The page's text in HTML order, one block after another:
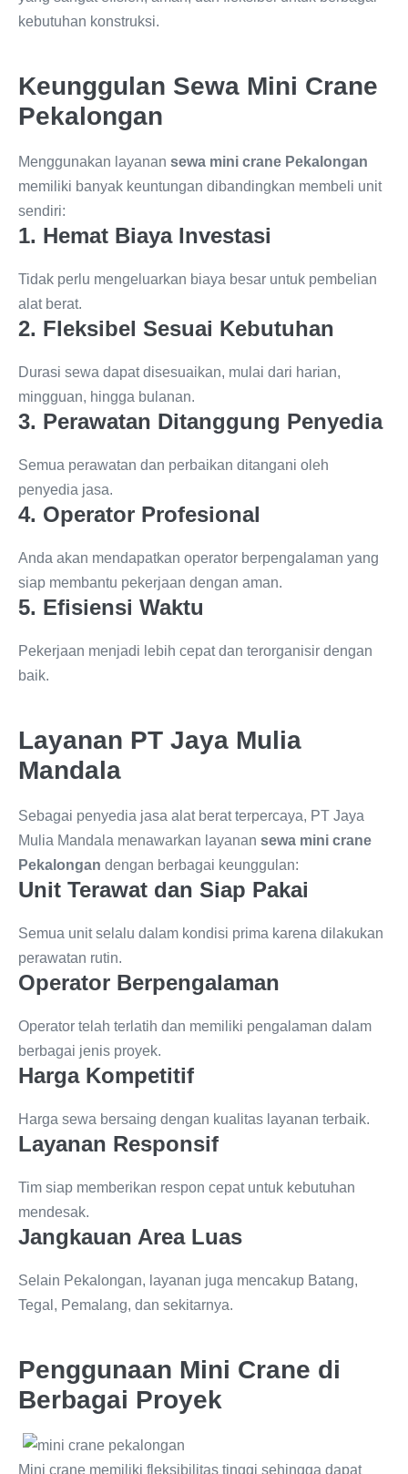
kebutuhan konstruksi.
Keunggulan Sewa Mini Crane
Pekalongan
Menggunakan layanan sewa mini crane Pekalongan
memiliki banyak keuntungan dibandingkan membeli unit
sendiri:
1. Hemat Biaya Investasi
Tidak perlu mengeluarkan biaya besar untuk pembelian
alat berat.
2. Fleksibel Sesuai Kebutuhan
Durasi sewa dapat disesuaikan, mulai dari harian,
mingguan, hingga bulanan.
3. Perawatan Ditanggung Penyedia
Semua perawatan dan perbaikan ditangani oleh
penyedia jasa.
4. Operator Profesional
Anda akan mendapatkan operator berpengalaman yang
siap membantu pekerjaan dengan aman.
5. Efisiensi Waktu
Pekerjaan menjadi lebih cepat dan terorganisir dengan
baik.
Layanan PT Jaya Mulia
Mandala
Sebagai penyedia jasa alat berat terpercaya, PT Jaya
Mulia Mandala menawarkan layanan sewa mini crane
Pekalongan dengan berbagai keunggulan:
Unit Terawat dan Siap Pakai
Semua unit selalu dalam kondisi prima karena dilakukan
perawatan rutin.
Operator Berpengalaman
Operator telah terlatih dan memiliki pengalaman dalam
berbagai jenis proyek.
Harga Kompetitif
Harga sewa bersaing dengan kualitas layanan terbaik.
Layanan Responsif
Tim siap memberikan respon cepat untuk kebutuhan
mendesak.
Jangkauan Area Luas
Selain Pekalongan, layanan juga mencakup Batang,
Tegal, Pemalang, dan sekitarnya.
Penggunaan Mini Crane di
Berbagai Proyek
Mini crane memiliki fleksibilitas tinggi sehingga dapat